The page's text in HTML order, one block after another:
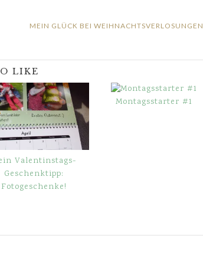
MEIN GLÜCK BEI WEIHNACHTSVERLOSUNGEN
LIKE
Valentinstags-
Geschenktipp:
Fotogeschenke!
Montagsstarter #1